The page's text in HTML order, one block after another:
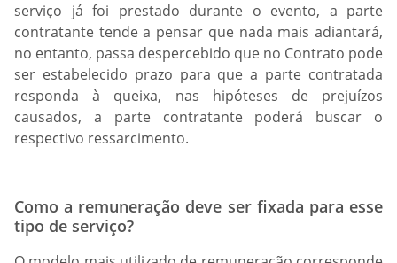
serviço já foi prestado durante o evento, a parte
contratante tende a pensar que nada mais adiantará,
no entanto, passa despercebido que no Contrato pode
ser estabelecido prazo para que a parte contratada
responda à queixa, nas hipóteses de prejuízos
causados, a parte contratante poderá buscar o
respectivo ressarcimento.
Como a remuneração deve ser fixada para esse
tipo de serviço?